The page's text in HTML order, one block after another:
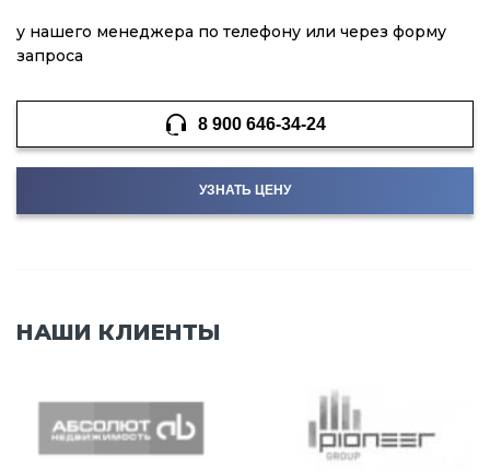
у нашего менеджера по телефону или через форму
запроса
8 900 646-34-24
УЗНАТЬ ЦЕНУ
НАШИ КЛИЕНТЫ